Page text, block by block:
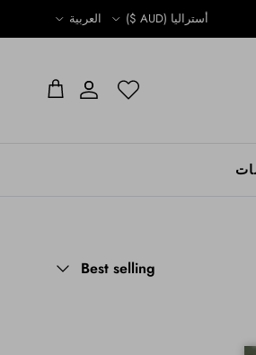
Country/Region
أستراليا (AUD $)
Language
العربية
الحسابالحسابعربة التسوق
Sort by
Best selling